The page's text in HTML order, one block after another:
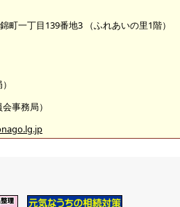
町一丁目139番地3 （ふれあいの里1階）
事務局）